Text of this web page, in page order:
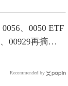
、0050 ETF
00929再摘人
ETF研究室
Recommended by